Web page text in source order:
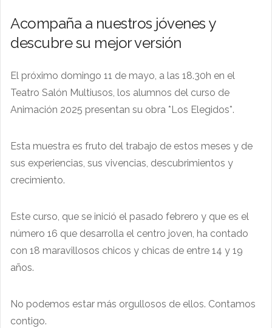
Acompaña a nuestros jóvenes y
descubre su mejor versión
El próximo domingo 11 de mayo, a las 18.30h en el
Teatro Salón Multiusos, los alumnos del curso de
Animación 2025 presentan su obra *Los Elegidos*.
Esta muestra es fruto del trabajo de estos meses y de
sus experiencias, sus vivencias, descubrimientos y
crecimiento.
Este curso, que se inició el pasado febrero y que es el
número 16 que desarrolla el centro joven, ha contado
con 18 maravillosos chicos y chicas de entre 14 y 19
años.
No podemos estar más orgullosos de ellos. Contamos
contigo.